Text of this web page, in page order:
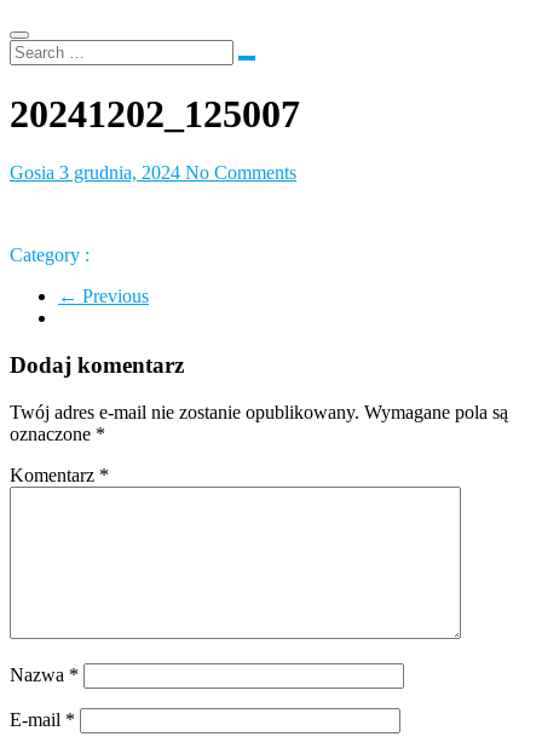
20241202_125007
Gosia 3 grudnia, 2024 No Comments
Category :
← Previous
Dodaj komentarz
Twój adres e-mail nie zostanie opublikowany. Wymagane pola są
oznaczone *
Komentarz *
Nazwa *
E-mail *